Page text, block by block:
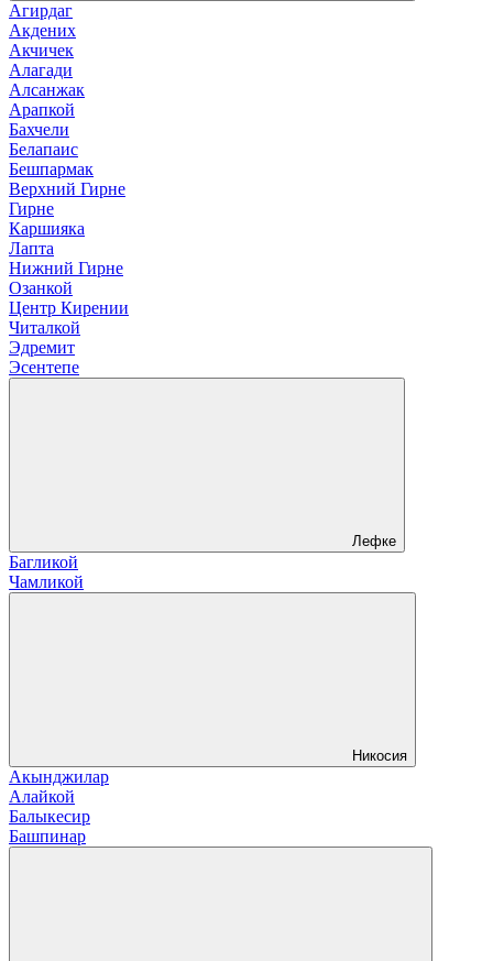
Агирдаг
Акдених
Акчичек
Алагади
Алсанжак
Арапкой
Бахчели
Белапаис
Бешпармак
Верхний Гирне
Гирне
Каршияка
Лапта
Нижний Гирне
Озанкой
Центр Кирении
Читалкой
Эдремит
Эсентепе
Лефке
Багликой
Чамликой
Никосия
Акынджилар
Алайкой
Балыкесир
Башпинар